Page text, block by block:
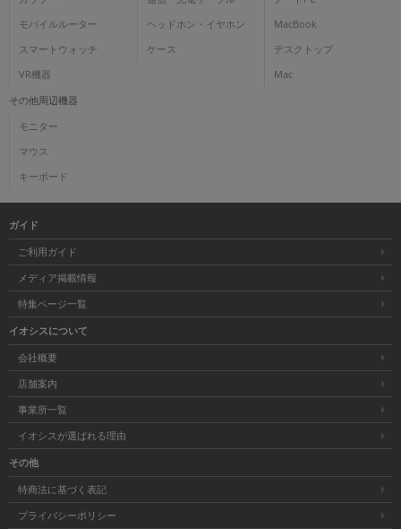
モバイルルーター
スマートウォッチ
VR機器
ヘッドホン・イヤホン
ケース
MacBook
デスクトップ
Mac
その他周辺機器
モニター
マウス
キーボード
ガイド
ご利用ガイド
メディア掲載情報
特集ページ一覧
イオシスについて
会社概要
店舗案内
事業所一覧
イオシスが選ばれる理由
その他
特商法に基づく表記
プライバシーポリシー